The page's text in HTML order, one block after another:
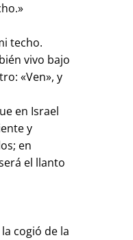
techo.
vivo bajo
«Ven», y
en Israel
y
en
el llanto
cogió de la